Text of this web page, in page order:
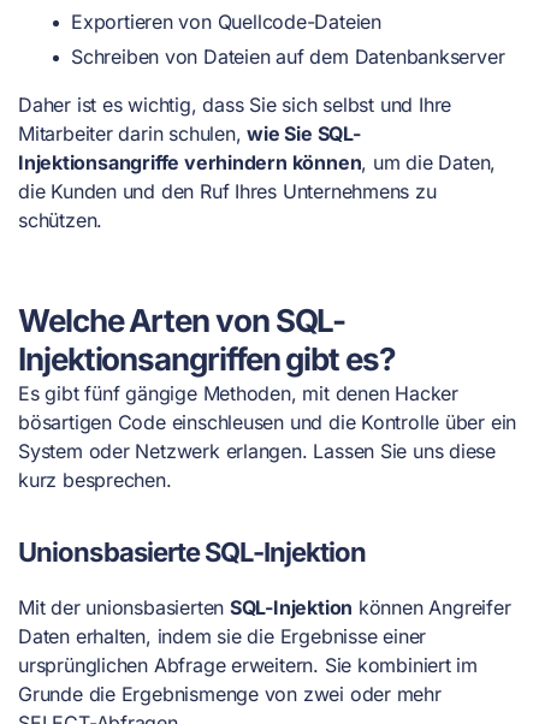
Exportieren von Quellcode-Dateien
Schreiben von Dateien auf dem Datenbankserver
Daher ist es wichtig, dass Sie sich selbst und Ihre
Mitarbeiter darin schulen,wie Sie SQL-
Injektionsangriffe verhindern können, um die Daten,
die Kunden und den Ruf Ihres Unternehmens zu
schützen.
Welche Arten von SQL-
Injektionsangriffen gibt es?
Es gibt fünf gängige Methoden, mit denen Hacker
bösartigen Code einschleusen und die Kontrolle über ein
System oder Netzwerk erlangen. Lassen Sie uns diese
kurz besprechen.
Unionsbasierte SQL-Injektion
Mit der unionsbasierten SQL-Injektion können Angreifer
Daten erhalten, indem sie die Ergebnisse einer
ursprünglichen Abfrage erweitern. Sie kombiniert im
Grunde die Ergebnismenge von zwei oder mehr